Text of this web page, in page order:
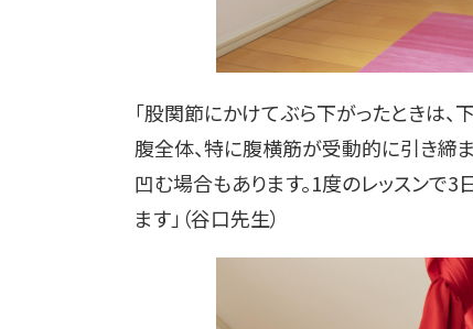
「股関節にかけてぶら下がったときは
腹全体、特に腹横筋が受動的に引き締
凹む場合もあります。1度のレッスンで
ます」（谷口先生）